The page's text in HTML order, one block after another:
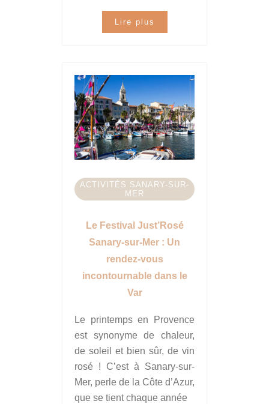
Lire plus
ACTIVITÉS SANARY-SUR-
MER
Le Festival Just’Rosé
Sanary-sur-Mer : Un
rendez-vous
incontournable dans le
Var
Le printemps en Provence
est synonyme de chaleur,
de soleil et bien sûr, de vin
rosé ! C’est à Sanary-sur-
Mer, perle de la Côte d’Azur,
que se tient chaque année